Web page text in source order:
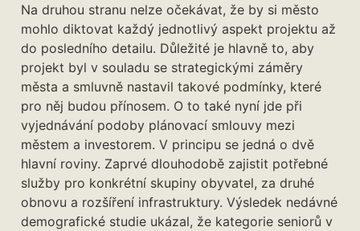
Na druhou stranu nelze očekávat, že by si město
mohlo diktovat každý jednotlivý aspekt projektu až
do posledního detailu. Důležité je hlavně to, aby
projekt byl v souladu se strategickými záměry
města a smluvně nastavil takové podmínky, které
pro něj budou přínosem. O to také nyní jde při
vyjednávání podoby plánovací smlouvy mezi
městem a investorem. V principu se jedná o dvě
hlavní roviny. Zaprvé dlouhodobě zajistit potřebné
služby pro konkrétní skupiny obyvatel, za druhé
obnovu a rozšíření infrastruktury. Výsledek nedávné
demografické studie ukázal, že kategorie seniorů v